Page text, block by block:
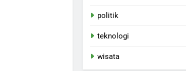
politik
teknologi
wisata